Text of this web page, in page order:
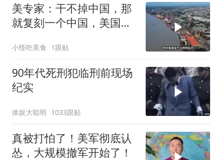
美专家：干不掉中国，那
就复刻一个中国，美国看
小怪吃美食 1跟贴
90年代死刑犯临刑前现场
纪实
体娱大聪明 1033跟贴
真被打怕了！美军彻底认
怂，大规模撤军开始了！